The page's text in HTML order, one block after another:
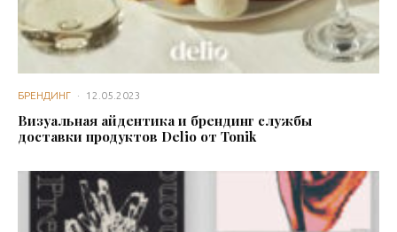
БРЕНДИНГ · 12.05.2023
Визуальная айдентика и брендинг службы
доставки продуктов Delio от Tonik